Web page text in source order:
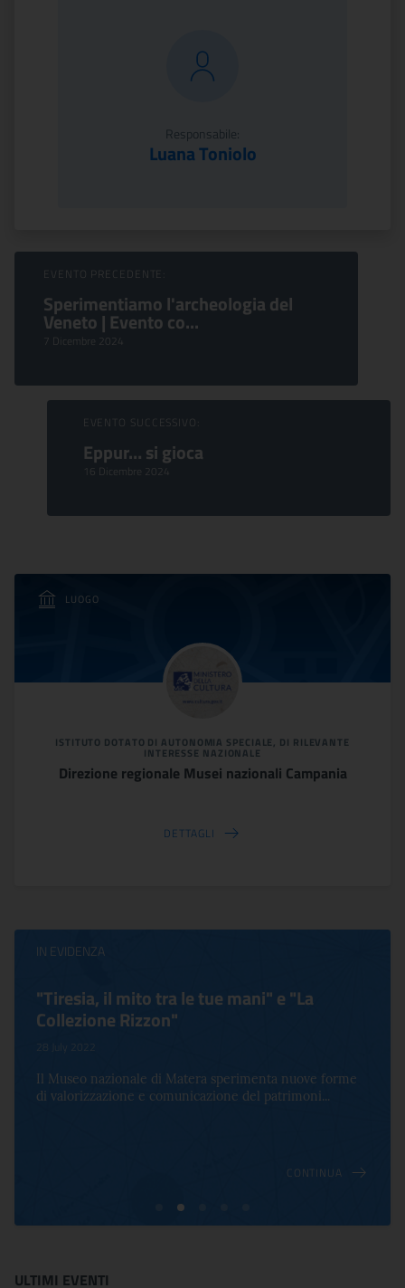
Responsabile:
Luana Toniolo
Sfoglia Eventi
EVENTO PRECEDENTE:
Sperimentiamo l'archeologia del
Veneto | Evento co...
7 Dicembre 2024
EVENTO SUCCESSIVO:
Eppur… si gioca
16 Dicembre 2024
LUOGO
ISTITUTO DOTATO DI AUTONOMIA SPECIALE, DI RILEVANTE
INTERESSE NAZIONALE
Direzione regionale Musei nazionali Campania
DETTAGLI
IN EVIDENZA
"Tiresia, il mito tra le tue mani" e "La
Collezione Rizzon"
28 July 2022
Il Museo nazionale di Matera sperimenta nuove forme
di valorizzazione e comunicazione del patrimoni...
CONTINUA
ULTIMI EVENTI